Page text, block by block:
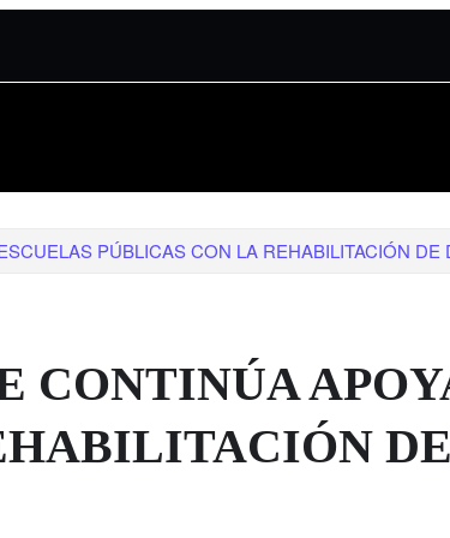
PÚBLICAS CON LA REHABILITACIÓN DE
CONTINÚA